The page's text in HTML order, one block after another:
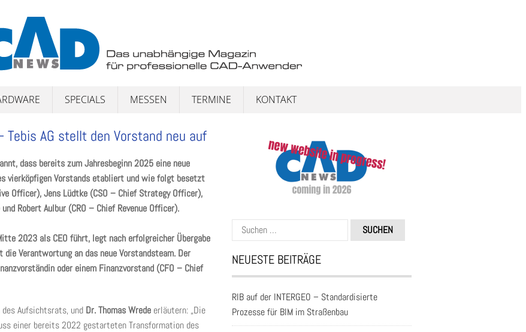
SPECIALS MESSEN TERMINE KONTAKT
AG stellt den Vorstand neu auf
dass bereits zum Jahresbeginn 2025 eine neue
vierköpfigen Vorstands etabliert und wie folgt besetzt
Officer), Jens Lüdtke (CSO – Chief Strategy Officer),
Robert Aulbur (CRO – Chief Revenue Officer).
2023 als CEO führt, legt nach erfolgreicher Übergabe
Verantwortung an das neue Vorstandsteam. Der
oder einem Finanzvorstand (CFO – Chief
des Aufsichtsrats, und Dr. Thomas Wrede erläutern: „Die
einer bereits 2022 gestarteten Transformation des
Suchen
nach:
NEUESTE BEITRÄGE
RIB auf der INTERGEO – Standardisierte
Prozesse für BIM im Straßenbau